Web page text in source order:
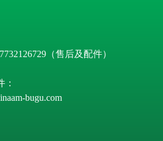
（售后及配件）
：
bugu.com